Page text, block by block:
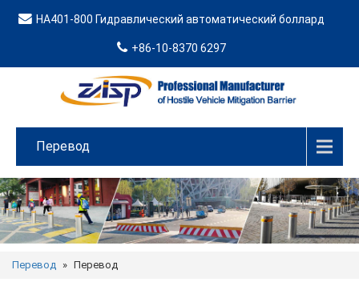
HA401-800 Гидравлический автоматический боллард
+86-10-8370 6297
Перевод
Перевод » Перевод